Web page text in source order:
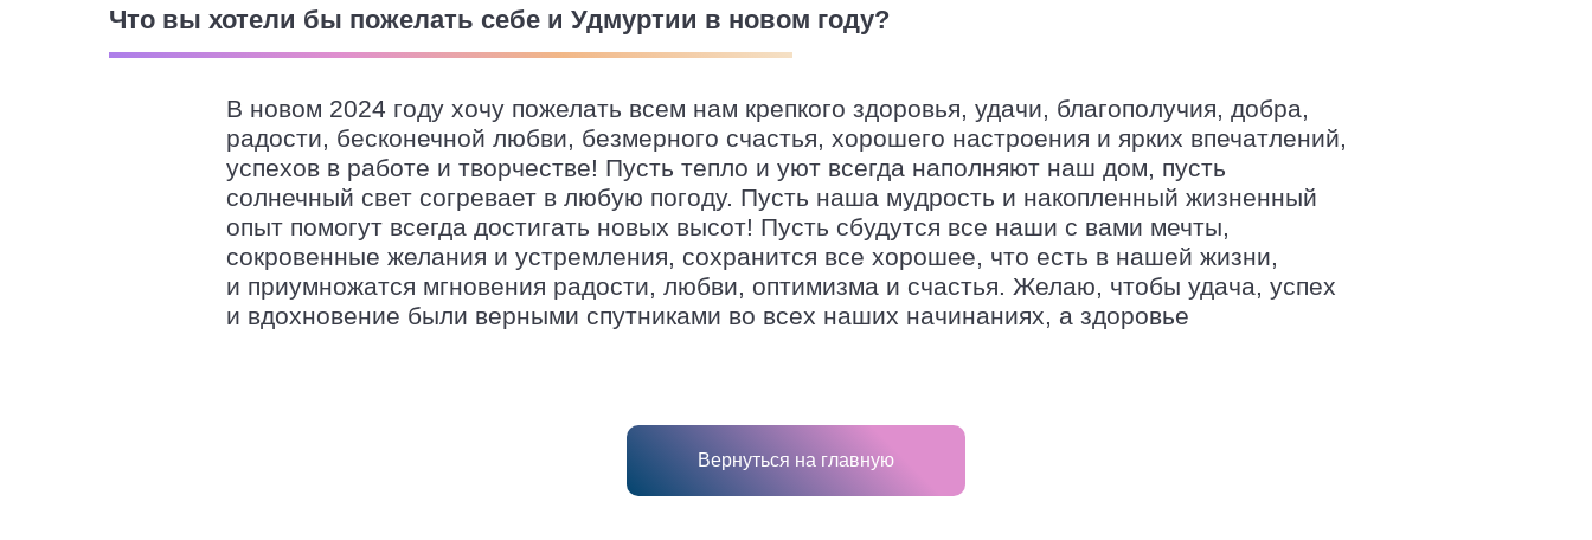
Что вы хотели бы пожелать себе и Удмуртии в новом году?
В новом 2024 году хочу пожелать всем нам крепкого здоровья, удачи, благополучия, добра,
радости, бесконечной любви, безмерного счастья, хорошего настроения и ярких впечатлений,
успехов в работе и творчестве! Пусть тепло и уют всегда наполняют наш дом, пусть
солнечный свет согревает в любую погоду. Пусть наша мудрость и накопленный жизненный
опыт помогут всегда достигать новых высот! Пусть сбудутся все наши с вами мечты,
сокровенные желания и устремления, сохранится все хорошее, что есть в нашей жизни,
и приумножатся мгновения радости, любви, оптимизма и счастья. Желаю, чтобы удача, успех
и вдохновение были верными спутниками во всех наших начинаниях, а здоровье
Вернуться на главную